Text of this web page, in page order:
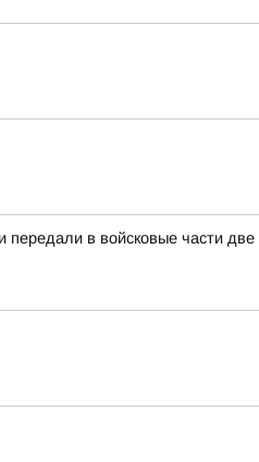
передали в войсковые части